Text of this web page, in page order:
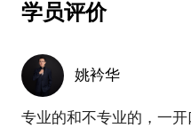
学员评价
姚衿华
专业的和不专业的，一